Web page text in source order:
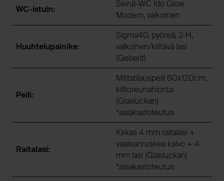
WC-istuin:
Seinä-WC Ido Glow
Modern, valkoinen
Huuhtelupainike:
Sigma40, pyöreä, 2-H,
valkoinen/kiiltävä lasi
(Geberit)
Peili:
Mittatilauspeili 60x120cm,
kiiltoreunahionta
(Glasluckan)
*asiakastoteutus
Raitalasi:
Kirkas 4 mm raitalasi +
vaaleanruskea kalvo + 4
mm lasi (Glasluckan)
*asiakastoteutus